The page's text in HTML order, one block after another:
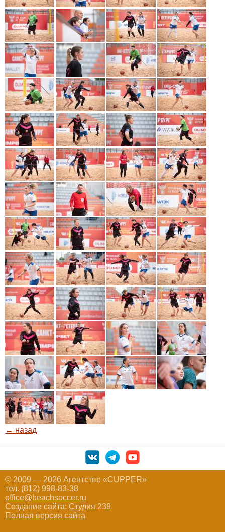
← назад
© 2009 — 2026 Агентство «CUPPER»
тел. (812) 998-83-38
office@beachsoccer.ru
Создание сайта: Студия 239
Полная версия сайта